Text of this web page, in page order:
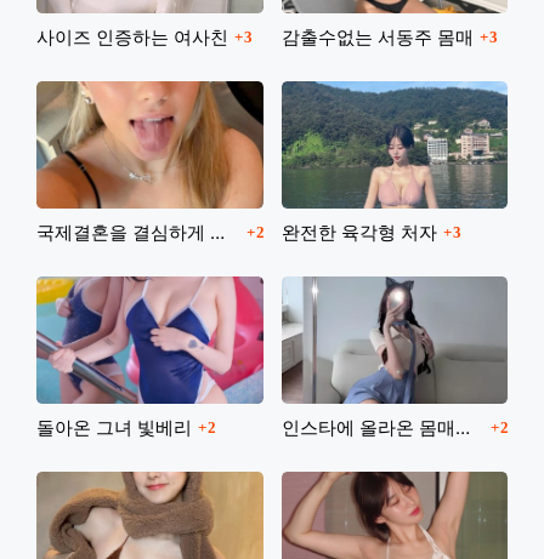
사이즈 인증하는 여사친 댓글
3 감출수없는 서동주 몸매 댓글
3
국제결혼을 결심하게 되는 그분들 댓글
2 완전한 육각형 처자 댓글
3
돌아온 그녀 빛베리 댓글
2 인스타에 올라온 몸매갑 처자 댓글
2